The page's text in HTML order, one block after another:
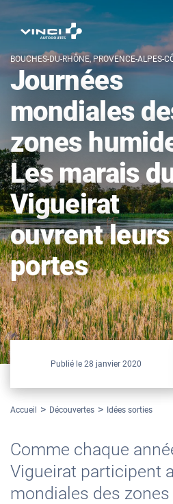
BOUCHES-DU-RHÔNE, PROVENCE-ALPES-
Journées
mondiales
zones
Les marais
Vigueirat
ouvrent leurs
portes
Publié le 28 janvier 2020
Accueil Découvertes Idées sorties
Comme chaque
Vigueirat participent
mondiales des